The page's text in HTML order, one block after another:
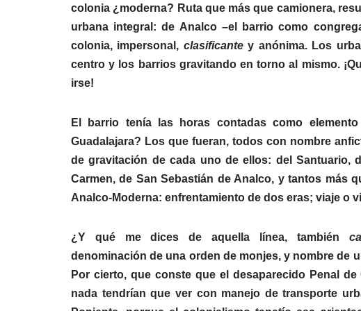
colonia ¿moderna? Ruta que más que camionera,
urbana integral: de Analco –el barrio como
colonia, impersonal, clasificantey anónima. Los
centro y los barrios gravitando en torno al mismo.
irse!
El barrio tenía las horas contadas como
Guadalajara? Los que fueran, todos con nombre
de gravitación de cada uno de ellos: del Santuario,
Carmen, de San Sebastián de Analco, y tantos más
Analco-Moderna: enfrentamiento de dos eras; viaje o
¿Y qué me dices de aquella línea, también
denominación de una orden de monjes, y nombre de
Por cierto, que conste que el desaparecido Penal
nada tendrían que ver con manejo de transporte